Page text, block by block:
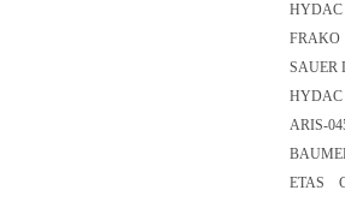
SAUER
ARIS-
ETAS